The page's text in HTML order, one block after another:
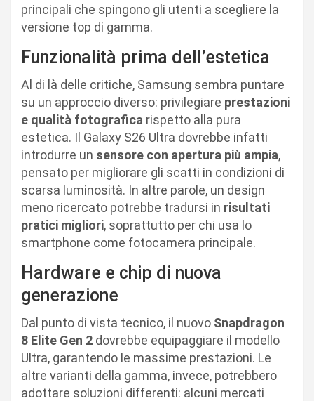
principali che spingono gli utenti a scegliere la
versione top di gamma.
Funzionalità prima dell’estetica
Al di là delle critiche, Samsung sembra puntare
su un approccio diverso: privilegiare prestazioni
e qualità fotografica rispetto alla pura
estetica. Il Galaxy S26 Ultra dovrebbe infatti
introdurre un sensore con apertura più ampia,
pensato per migliorare gli scatti in condizioni di
scarsa luminosità. In altre parole, un design
meno ricercato potrebbe tradursi in risultati
pratici migliori, soprattutto per chi usa lo
smartphone come fotocamera principale.
Hardware e chip di nuova
generazione
Dal punto di vista tecnico, il nuovo Snapdragon
8 Elite Gen 2 dovrebbe equipaggiare il modello
Ultra, garantendo le massime prestazioni. Le
altre varianti della gamma, invece, potrebbero
adottare soluzioni differenti: alcuni mercati